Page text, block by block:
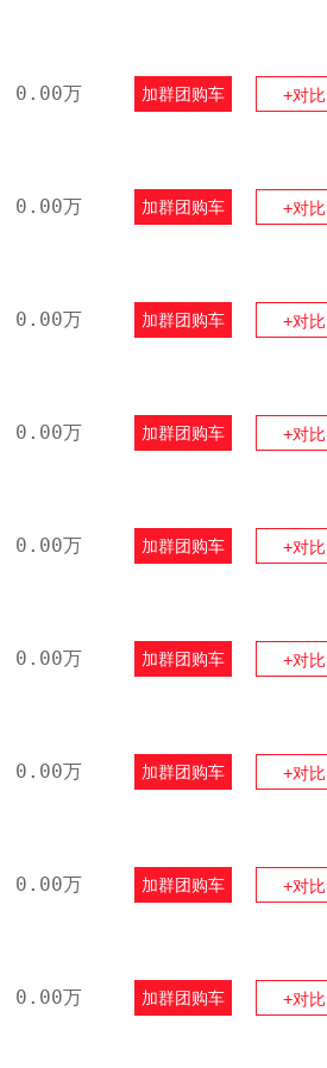
0.00万 加群团购车 +对比
0.00万 加群团购车 +对比
0.00万 加群团购车 +对比
0.00万 加群团购车 +对比
0.00万 加群团购车 +对比
0.00万 加群团购车 +对比
0.00万 加群团购车 +对比
0.00万 加群团购车 +对比
0.00万 加群团购车 +对比